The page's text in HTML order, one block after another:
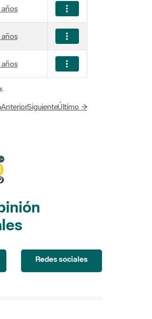
años
años
años
AnteriorSiguienteÚltimo →
Redes sociales